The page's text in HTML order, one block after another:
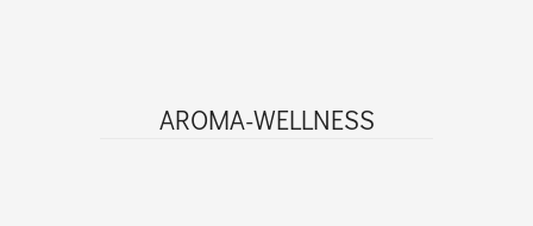
AROMA-WELLNESS